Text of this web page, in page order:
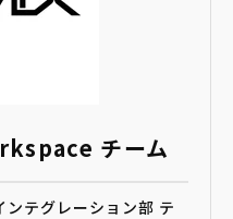
チーム
テグレーション部 テ